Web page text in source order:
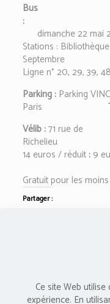
Bus
dimanche 22 mai
Stations :
Septembre
Ligne n° 20, 29, 39,
Parking :Parking
Paris
Vélib :71 rue de
14 euros / réduit :9
Gratuit pour les
Partager :
L'Atelier Vis-à-
Ce site Web
expérience. En